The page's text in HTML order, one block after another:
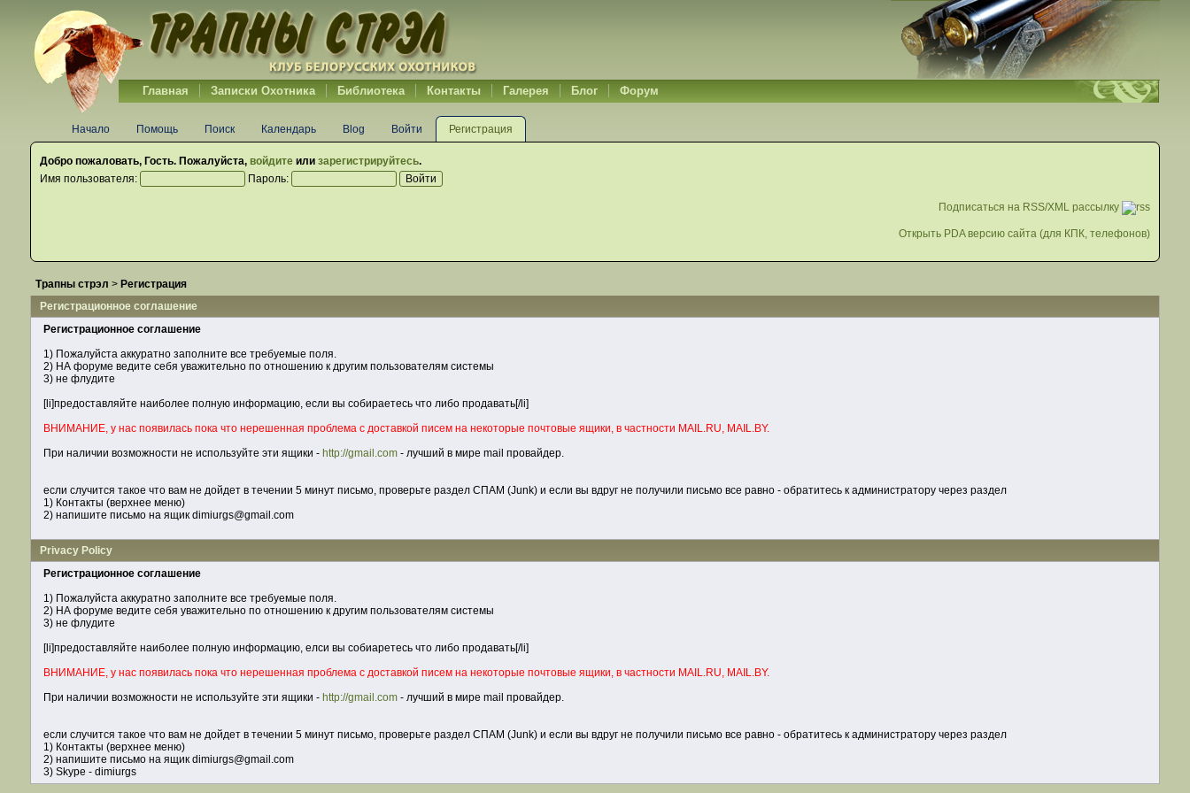
Главная Записки Охотника Библиотека Контакты Галерея Блог Форум
Начало Помощь Поиск Календарь Blog Войти Регистрация
Добро пожаловать, Гость. Пожалуйста, войдитеили зарегистрируйтесь.
Имя пользователя:
Пароль:
Подписаться на RSS/XML рассылку
Открыть PDA версию сайта (для КПК, телефонов)
Трапны стрэл > Регистрация
Регистрационное соглашение
Регистрационное соглашение
1) Пожалуйста аккуратно заполните все требуемые поля.
2) НА форуме ведите себя уважительно по отношению к другим пользователям системы
3) не флудите
[li]предоставляйте наиболее полную информацию, еcли вы собираетесь что либо продавать[/li]
ВНИМАНИЕ, у нас появилась пока что нерешенная проблема с доставкой писем на некоторые почтовые ящики, в частности MAIL.RU, MAIL.BY.
При наличии возможности не используйте эти ящики - http://gmail.com- лучший в мире mail провайдер.
если случится такое что вам не дойдет в течении 5 минут письмо, проверьте раздел СПАМ (Junk) и если вы вдруг не получили письмо все равно - обратитесь к администратору через раздел
1) Контакты (верхнее меню)
2) напишите письмо на ящик dimiurgs@gmail.com
Privacy Policy
Регистрационное соглашение
1) Пожалуйста аккуратно заполните все требуемые поля.
2) НА форуме ведите себя уважительно по отношению к другим пользователям системы
3) не флудите
[li]предоставляйте наиболее полную информацию, елси вы собиаретесь что либо продавать[/li]
ВНИМАНИЕ, у нас появилась пока что нерешенная проблема с доставкой писем на некоторые почтовые ящики, в частности MAIL.RU, MAIL.BY.
При наличии возможности не используйте эти ящики - http://gmail.com- лучший в мире mail провайдер.
если случится такое что вам не дойдет в течении 5 минут письмо, проверьте раздел СПАМ (Junk) и если вы вдруг не получили письмо все равно - обратитесь к администратору через раздел
1) Контакты (верхнее меню)
2) напишите письмо на ящик dimiurgs@gmail.com
3) Skype - dimiurgs